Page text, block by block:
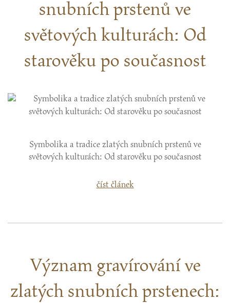
snubních prstenů ve
světových kulturách: Od
starověku po současnost
Symbolika a tradice zlatých snubních prstenů ve
světových kulturách: Od starověku po současnost
číst článek
Význam gravírování ve
zlatých snubních prstenech: